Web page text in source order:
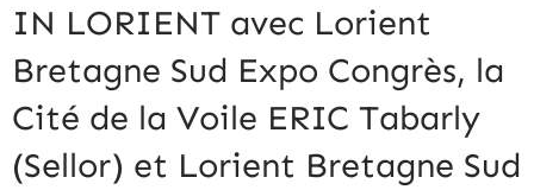
IN LORIENT avec Lorient
Bretagne Sud Expo Congrès, la
Cité de la Voile ERIC Tabarly
(Sellor) et Lorient Bretagne Sud